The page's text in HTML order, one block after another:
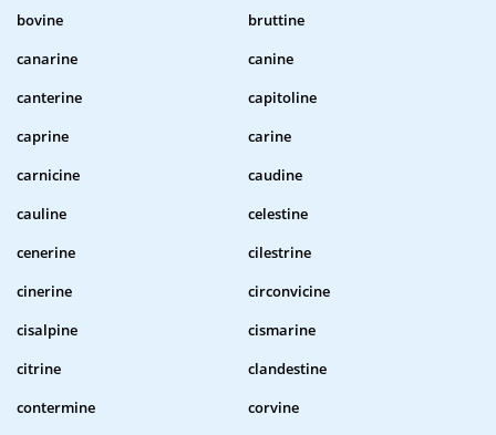
bovine
bruttine
canarine
canine
canterine
capitoline
caprine
carine
carnicine
caudine
cauline
celestine
cenerine
cilestrine
cinerine
circonvicine
cisalpine
cismarine
citrine
clandestine
contermine
corvine